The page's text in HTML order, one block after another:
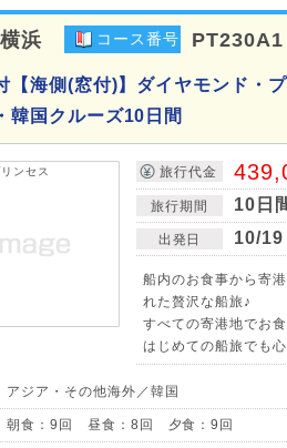
横浜 コース番号 PT230A1
【海側(窓付)】ダイヤモンド・
韓国クルーズ10日間
旅行代金
旅行期間 10日
出発日 10/
船内のお食事から寄
れた贅沢な船旅♪
すべての寄港地でお
はじめての船旅でも
アジア・その他海外／韓国
朝食：9回 昼食：8回 夕食：9回